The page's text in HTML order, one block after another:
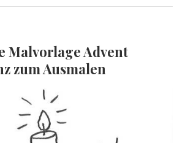
Malvorlage Advent
zum Ausmalen